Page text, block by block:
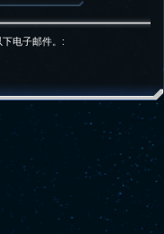
电子邮件。: